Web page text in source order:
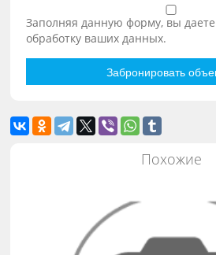
Заполняя данную форму, вы
обработку ваших данных.
Похожие